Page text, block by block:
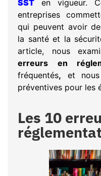
SST en vigueur.
entreprises
qui peuvent avoir
la santé et la
article, nous
erreurs en
fréquentés, et nous
préventives pour les
Les 10